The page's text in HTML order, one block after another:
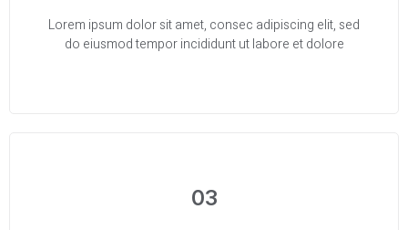
Lorem ipsum dolor sit amet, consec adipiscing elit, sed
do eiusmod tempor incididunt ut labore et dolore
03